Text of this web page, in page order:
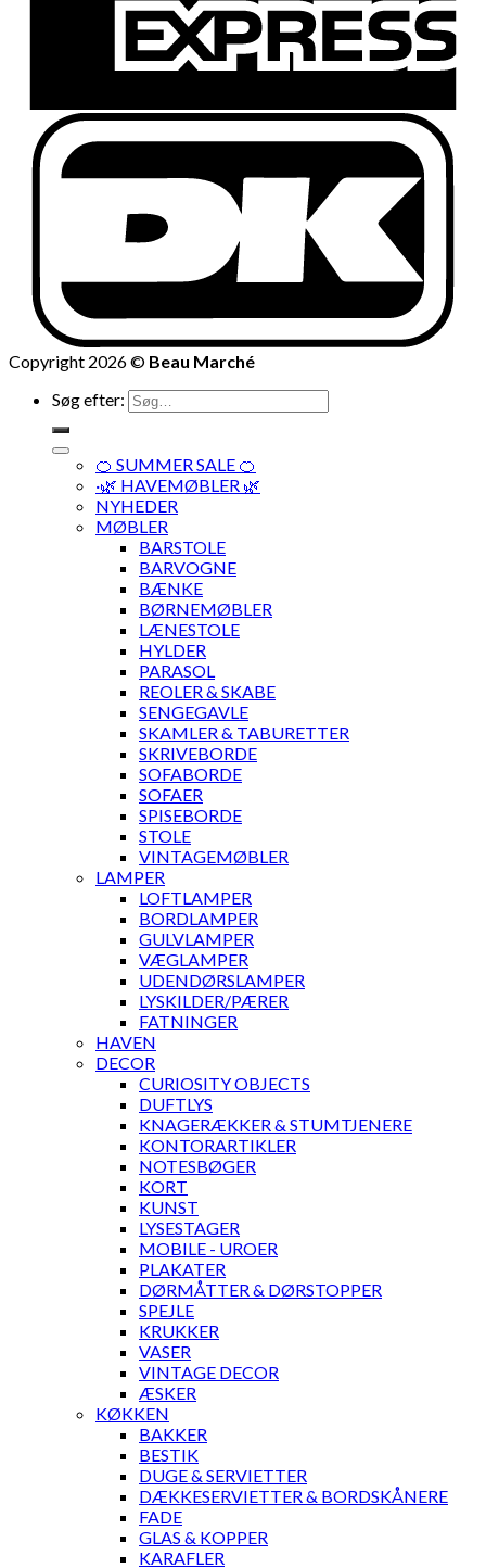
Copyright 2026 © Beau Marché
Søg efter:
🍊 SUMMER SALE 🍊
·🌿 HAVEMØBLER 🌿
NYHEDER
MØBLER
BARSTOLE
BARVOGNE
BÆNKE
BØRNEMØBLER
LÆNESTOLE
HYLDER
PARASOL
REOLER & SKABE
SENGEGAVLE
SKAMLER & TABURETTER
SKRIVEBORDE
SOFABORDE
SOFAER
SPISEBORDE
STOLE
VINTAGEMØBLER
LAMPER
LOFTLAMPER
BORDLAMPER
GULVLAMPER
VÆGLAMPER
UDENDØRSLAMPER
LYSKILDER/PÆRER
FATNINGER
HAVEN
DECOR
CURIOSITY OBJECTS
DUFTLYS
KNAGERÆKKER & STUMTJENERE
KONTORARTIKLER
NOTESBØGER
KORT
KUNST
LYSESTAGER
MOBILE - UROER
PLAKATER
DØRMÅTTER & DØRSTOPPER
SPEJLE
KRUKKER
VASER
VINTAGE DECOR
ÆSKER
KØKKEN
BAKKER
BESTIK
DUGE & SERVIETTER
DÆKKESERVIETTER & BORDSKÅNERE
FADE
GLAS & KOPPER
KARAFLER